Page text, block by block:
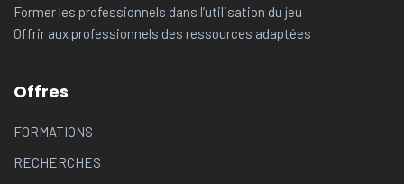
Former les professionnels dans l’utilisation du jeu
Offrir aux professionnels des ressources adaptées
Offres
FORMATIONS
RECHERCHES